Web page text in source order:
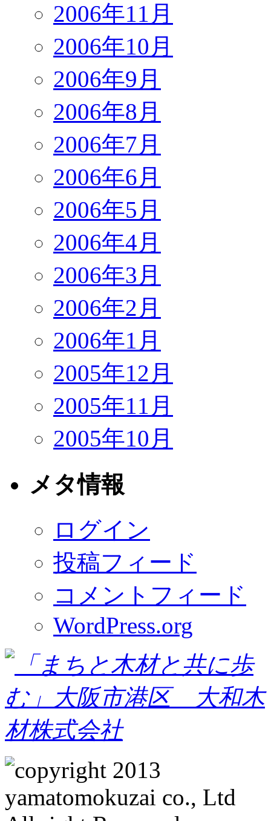
2006年11月
2006年10月
2006年9月
2006年8月
2006年7月
2006年6月
2006年5月
2006年4月
2006年3月
2006年2月
2006年1月
2005年12月
2005年11月
2005年10月
メタ情報
ログイン
投稿フィード
コメントフィード
WordPress.org